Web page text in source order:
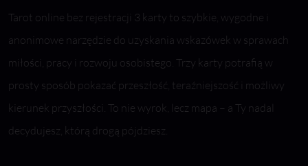
Tarot online bez rejestracji 3 karty to szybkie, wygodne i
anonimowe narzędzie do uzyskania wskazówek w sprawach
miłości, pracy i rozwoju osobistego. Trzy karty potrafią w
prosty sposób pokazać przeszłość, teraźniejszość i możliwy
kierunek przyszłości. To nie wyrok, lecz mapa – a Ty nadal
decydujesz, którą drogą pójdziesz.